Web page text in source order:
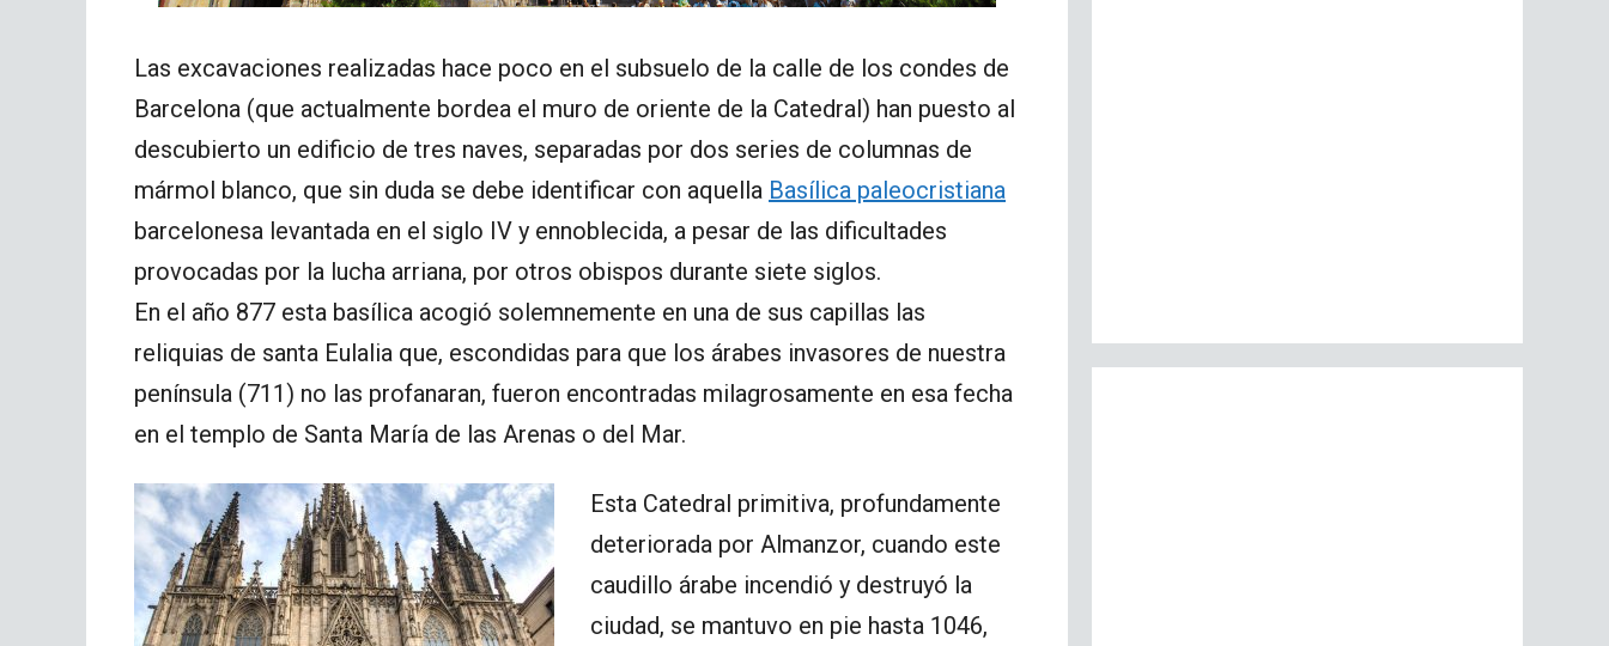
Las excavaciones realizadas hace poco en el subsuelo de la calle de los condes de
Barcelona (que actualmente bordea el muro de oriente de la Catedral) han puesto al
descubierto un edificio de tres naves, separadas por dos series de columnas de
mármol blanco, que sin duda se debe identificar con aquella Basílica paleocristiana
barcelonesa levantada en el siglo IV y ennoblecida, a pesar de las dificultades
provocadas por la lucha arriana, por otros obispos durante siete siglos.
En el año 877 esta basílica acogió solemnemente en una de sus capillas las
reliquias de santa Eulalia que, escondidas para que los árabes invasores de nuestra
península (711) no las profanaran, fueron encontradas milagrosamente en esa fecha
en el templo de Santa María de las Arenas o del Mar.
Esta Catedral primitiva, profundamente
deteriorada por Almanzor, cuando este
caudillo árabe incendió y destruyó la
ciudad, se mantuvo en pie hasta 1046,